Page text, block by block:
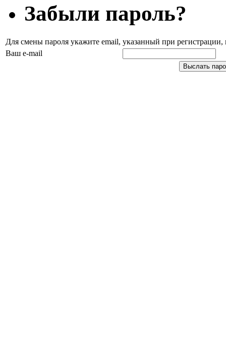
Забыли пароль?
Для смены пароля укажите email, указанный при
Ваш e-mail